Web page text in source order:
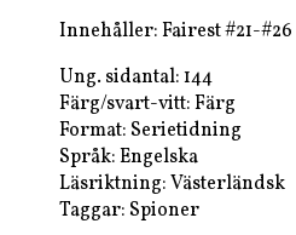
Innehåller:Fairest #21-#26
Ung. sidantal: 144
Färg/svart-vitt: Färg
Format: Serietidning
Språk: Engelska
Läsriktning: Västerländsk
Taggar: Spioner